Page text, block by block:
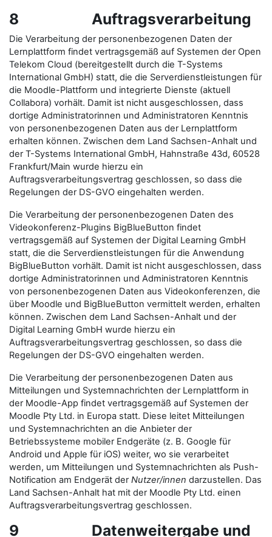
8 Auftragsverarbeitung
Die Verarbeitung der personenbezogenen Daten der
Lernplattform findet vertragsgemäß auf Systemen der Open
Telekom Cloud (bereitgestellt durch die T-Systems
International GmbH) statt, die die Serverdienstleistungen für
die Moodle-Plattform und integrierte Dienste (aktuell
Collabora) vorhält. Damit ist nicht ausgeschlossen, dass
dortige Administratorinnen und Administratoren Kenntnis
von personenbezogenen Daten aus der Lernplattform
erhalten können. Zwischen dem Land Sachsen-Anhalt und
der T-Systems International GmbH, Hahnstraße 43d, 60528
Frankfurt/Main wurde hierzu ein
Auftragsverarbeitungsvertrag geschlossen, so dass die
Regelungen der DS-GVO eingehalten werden.
Die Verarbeitung der personenbezogenen Daten des
Videokonferenz-Plugins BigBlueButton findet
vertragsgemäß auf Systemen der Digital Learning GmbH
statt, die die Serverdienstleistungen für die Anwendung
BigBlueButton vorhält. Damit ist nicht ausgeschlossen, dass
dortige Administratorinnen und Administratoren Kenntnis
von personenbezogenen Daten aus Videokonferenzen, die
über Moodle und BigBlueButton vermittelt werden, erhalten
können. Zwischen dem Land Sachsen-Anhalt und der
Digital Learning GmbH wurde hierzu ein
Auftragsverarbeitungsvertrag geschlossen, so dass die
Regelungen der DS-GVO eingehalten werden.
Die Verarbeitung der personenbezogenen Daten aus
Mitteilungen und Systemnachrichten der Lernplattform in
der Moodle-App findet vertragsgemäß auf Systemen der
Moodle Pty Ltd. in Europa statt. Diese leitet Mitteilungen
und Systemnachrichten an die Anbieter der
Betriebssysteme mobiler Endgeräte (z. B. Google für
Android und Apple für iOS) weiter, wo sie verarbeitet
werden, um Mitteilungen und Systemnachrichten als Push-
Notification am Endgerät derNutzer/innen darzustellen. Das
Land Sachsen-Anhalt hat mit der Moodle Pty Ltd. einen
Auftragsverarbeitungsvertrag geschlossen.
9 Datenweitergabe und